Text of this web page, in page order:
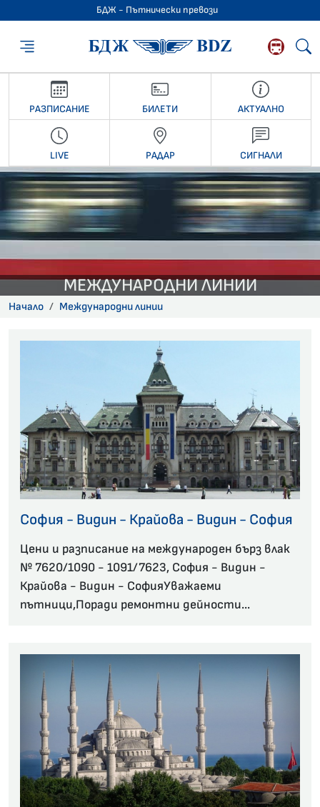
БДЖ - Пътнически превози
БДЖ -
РАЗПИСАНИЕ БИЛЕТИ АКТУАЛНО
LIVE РАДАР СИГНАЛИ
МЕЖДУНАРОДНИ ЛИНИИ
Начало Международни линии
София - Видин - Крайова - Видин - София
Цени и разписание на международен бърз влак
№ 7620/1090 - 1091/7623, София - Видин -
Крайова - Видин - СофияУважаеми
пътници,Поради ремонтни дейности...